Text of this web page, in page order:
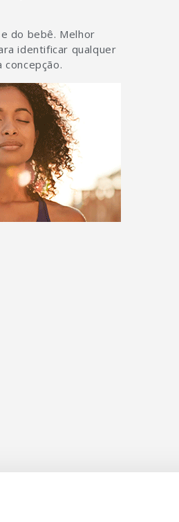
do bebê. Melhor
identificar qualquer